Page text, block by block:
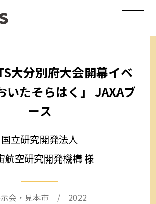
大分別府大会開幕イベ
いたそらはく」 JAXAブ
ース
国立研究開発法人
航空研究開発機構 様
示会・見本市 / 2022